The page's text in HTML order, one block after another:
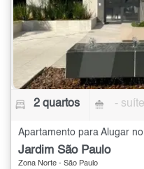
2 quartos - suíte
Jardim São Paulo
Zona Norte - São Paulo